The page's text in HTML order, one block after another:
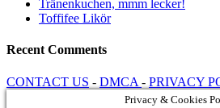
Tränenkuchen, mmm lecker!
Toffifee Likör
Recent Comments
CONTACT US - DMCA - PRIVACY
Privacy & Cookies